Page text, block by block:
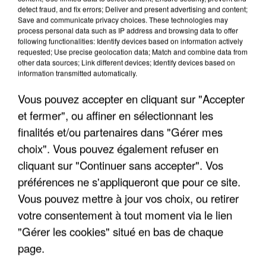
APRÈS TOUTES CES CANICULES, LES REFUGES
DE FAUNE SAUVAGE SONT...
detect fraud, and fix errors; Deliver and present advertising and content;
Save and communicate privacy choices. These technologies may
process personal data such as IP address and browsing data to offer
following functionalities: Identify devices based on information actively
requested; Use precise geolocation data; Match and combine data from
other data sources; Link different devices; Identify devices based on
information transmitted automatically.
Vous pouvez accepter en cliquant sur "Accepter
et fermer", ou affiner en sélectionnant les
finalités et/ou partenaires dans "Gérer mes
choix". Vous pouvez également refuser en
cliquant sur "Continuer sans accepter". Vos
préférences ne s'appliqueront que pour ce site.
Vous pouvez mettre à jour vos choix, ou retirer
votre consentement à tout moment via le lien
"Gérer les cookies" situé en bas de chaque
page.